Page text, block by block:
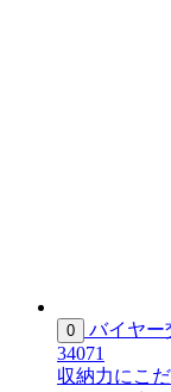
0 バイヤー
34071
収納力にこ